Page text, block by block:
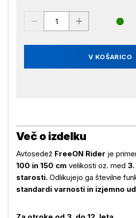
V KOŠARICO
Več o izdelku
Avtosedež FreeON Rider je
100 in 150 cm velikosti oz. med
starosti. Odlikujejo ga številne
standardi varnosti in izjemno